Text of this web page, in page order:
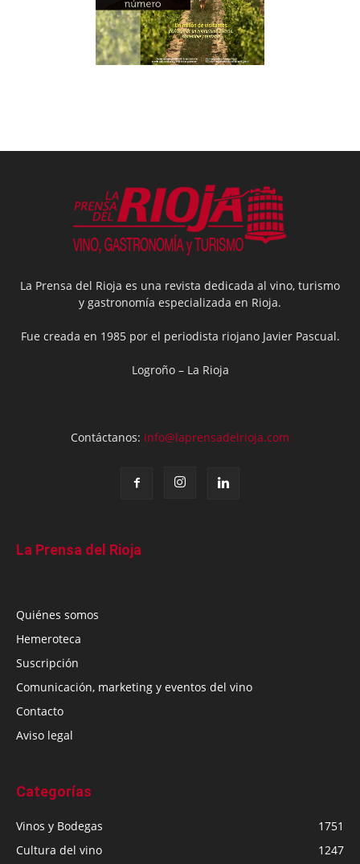
La Prensa del Rioja es una revista dedicada al vino, turismo
y gastronomía especializada en Rioja.
Fue creada en 1985 por el periodista riojano Javier Pascual.
Logroño – La Rioja
Contáctanos: info@laprensadelrioja.com
La Prensa del Rioja
Quiénes somos
Hemeroteca
Suscripción
Comunicación, marketing y eventos del vino
Contacto
Aviso legal
Categorías
Vinos y Bodegas
1751
Cultura del vino
1247